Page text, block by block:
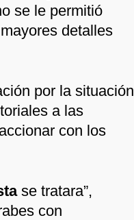
se le permitió
detalles
por la situación
a las
con los
se tratara”,
con